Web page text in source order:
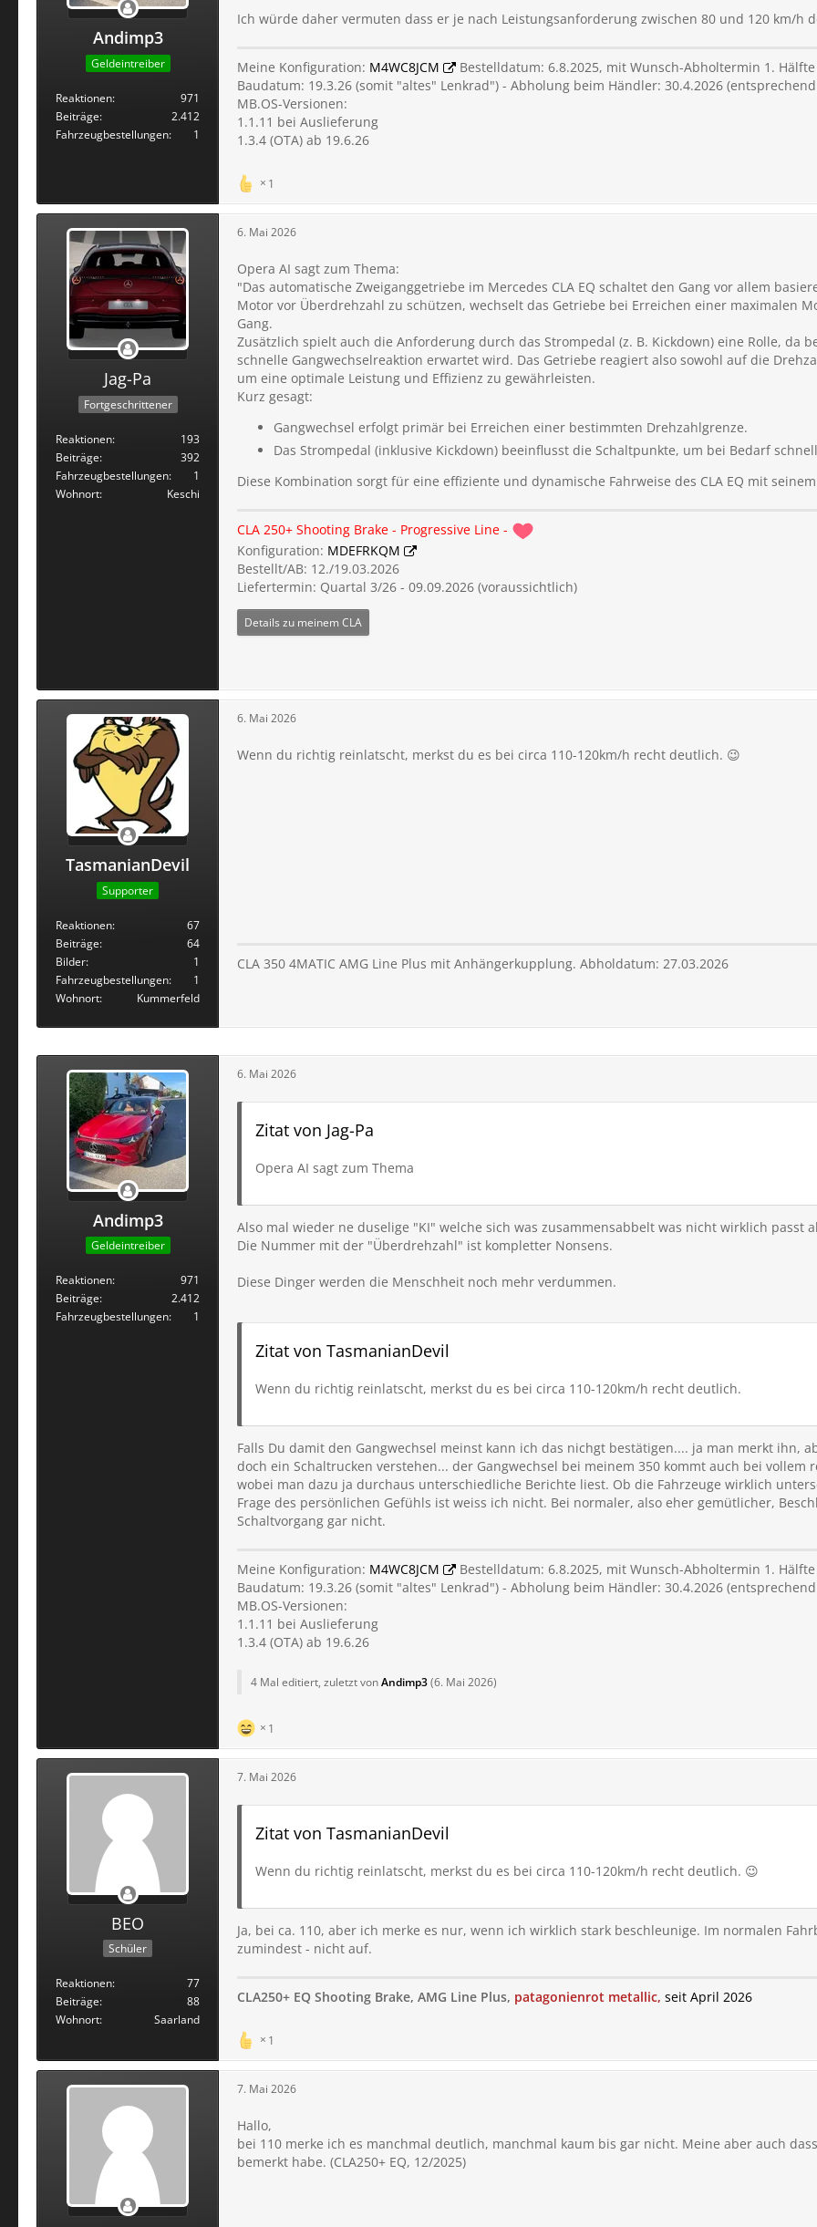
Andimp3
Geldeintreiber
Reaktionen
971
Beiträge
2.412
Fahrzeugbestellungen
1
Ich würde daher vermuten dass er je nach Leistungsanforderung zwischen 80 und 120 km/h
Meine Konfiguration: M4WC8JCM
Bestelldatum: 6.8.2025, mit Wunsch-Abholtermin 1.
Baudatum: 19.3.26 (somit "altes" Lenkrad") - Abholung beim Händler: 30.4.2026
MB.OS-Versionen:
1.1.11 bei Auslieferung
1.3.4 (OTA) ab 19.6.26
1
Jag-Pa
Fortgeschrittener
Reaktionen
193
Beiträge
392
Fahrzeugbestellungen
1
Wohnort
Keschi
6. Mai 2026
Opera AI sagt zum Thema:
"Das automatische Zweiganggetriebe im Mercedes CLA EQ schaltet den Gang vor allem
Motor vor Überdrehzahl zu schützen, wechselt das Getriebe bei Erreichen einer maximalen
Gang.
Zusätzlich spielt auch die Anforderung durch das Strompedal (z. B. Kickdown) eine Rolle, da
schnelle Gangwechselreaktion erwartet wird. Das Getriebe reagiert also sowohl auf die
um eine optimale Leistung und Effizienz zu gewährleisten.
Kurz gesagt:
Gangwechsel erfolgt primär bei Erreichen einer bestimmten Drehzahlgrenze.
Das Strompedal (inklusive Kickdown) beeinflusst die Schaltpunkte, um bei Bedarf
Diese Kombination sorgt für eine effiziente und dynamische Fahrweise des CLA EQ mit
CLA 250+ Shooting Brake - Progressive Line -
Konfiguration: MDEFRKQM
Bestellt/AB: 12./19.03.2026
Liefertermin: Quartal 3/26 - 09.09.2026 (voraussichtlich)
Details zu meinem CLA
TasmanianDevil
Supporter
Reaktionen
67
Beiträge
64
Bilder
1
Fahrzeugbestellungen
1
Wohnort
Kummerfeld
6. Mai 2026
Wenn du richtig reinlatscht, merkst du es bei circa 110-120km/h recht deutlich. 😉
CLA 350 4MATIC AMG Line Plus mit Anhängerkupplung. Abholdatum: 27.03.2026
Andimp3
Geldeintreiber
Reaktionen
971
Beiträge
2.412
Fahrzeugbestellungen
1
6. Mai 2026
Zitat von Jag-Pa
Opera AI sagt zum Thema
Also mal wieder ne duselige "KI" welche sich was zusammensabbelt was nicht wirklich
Die Nummer mit der "Überdrehzahl" ist kompletter Nonsens.
Diese Dinger werden die Menschheit noch mehr verdummen.
Zitat von TasmanianDevil
Wenn du richtig reinlatscht, merkst du es bei circa 110-120km/h recht deutlich.
Falls Du damit den Gangwechsel meinst kann ich das nichgt bestätigen.... ja man merkt ihn,
doch ein Schaltrucken verstehen... der Gangwechsel bei meinem 350 kommt auch bei vollem
wobei man dazu ja durchaus unterschiedliche Berichte liest. Ob die Fahrzeuge wirklich
Frage des persönlichen Gefühls ist weiss ich nicht. Bei normaler, also eher gemütlicher,
Schaltvorgang gar nicht.
Meine Konfiguration: M4WC8JCM
Bestelldatum: 6.8.2025, mit Wunsch-Abholtermin 1.
Baudatum: 19.3.26 (somit "altes" Lenkrad") - Abholung beim Händler: 30.4.2026
MB.OS-Versionen:
1.1.11 bei Auslieferung
1.3.4 (OTA) ab 19.6.26
4 Mal editiert, zuletzt vonAndimp3(6. Mai 2026)
1
BEO
Schüler
Reaktionen
77
Beiträge
88
Wohnort
Saarland
7. Mai 2026
Zitat von TasmanianDevil
Wenn du richtig reinlatscht, merkst du es bei circa 110-120km/h recht deutlich. 😉
Ja, bei ca. 110, aber ich merke es nur, wenn ich wirklich stark beschleunige. Im normalen
zumindest - nicht auf.
CLA250+ EQ Shooting Brake, AMG Line Plus, patagonienrot metallic, seit April 2026
1
7. Mai 2026
Hallo,
bei 110 merke ich es manchmal deutlich, manchmal kaum bis gar nicht. Meine aber auch
bemerkt habe. (CLA250+ EQ, 12/2025)